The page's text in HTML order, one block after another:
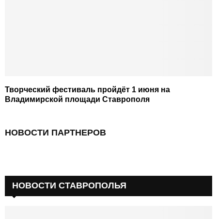
Творческий фестиваль пройдёт 1 июня на
Владимирской площади Ставрополя
НОВОСТИ ПАРТНЕРОВ
НОВОСТИ СТАВРОПОЛЬЯ